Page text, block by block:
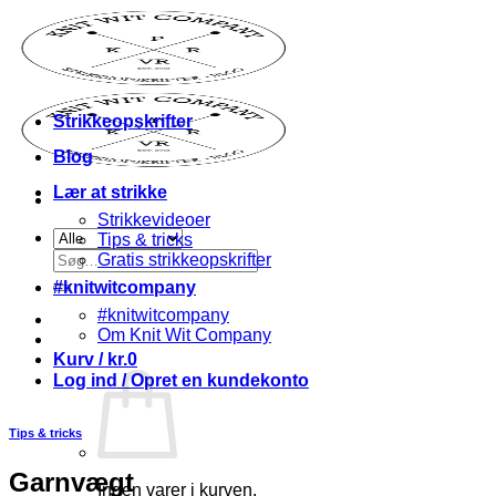
Fortsæt
indhold
Søg
efter:
Kurv / kr.0
Ingen varer i kurven.
Strikkeopskrifter
Blog
Lær at strikke
Strikkevideoer
Tips & tricks
Gratis strikkeopskrifter
#knitwitcompany
#knitwitcompany
Om Knit Wit Company
Log ind / Opret en kundekonto
Tips & tricks
Garnvægt